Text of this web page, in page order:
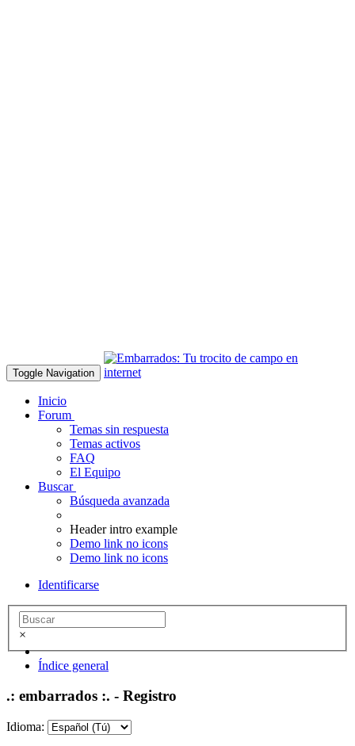
Toggle Navigation
Inicio
Forum
Temas sin respuesta
Temas activos
FAQ
El Equipo
Buscar
Búsqueda avanzada
Header intro example
Demo link no icons
Demo link no icons
Identificarse
×
Índice general
.: embarrados :. - Registro
Idioma: